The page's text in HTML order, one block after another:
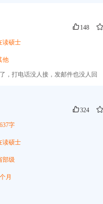
148
读硕士
他
，打电话没人接，发邮件也没人回
324
字
读硕士
部级
月